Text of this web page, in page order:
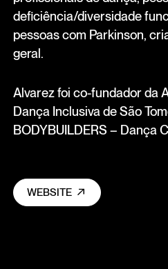
deficiência/diversidade
pessoas com Parkinson,
geral.
Alvarez foi co-fundador da
Dança Inclusiva de São
BODYBUILDERS – Dança
WEBSITE